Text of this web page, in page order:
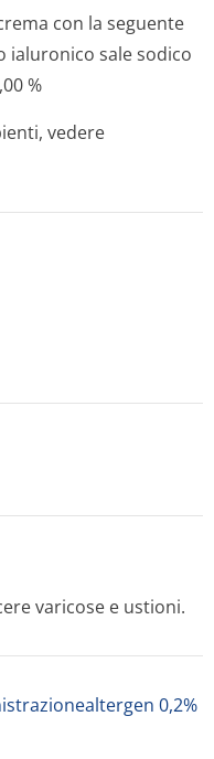
con la seguente
ialuronico sale sodico
%
vedere
varicose e ustioni.
0,2%